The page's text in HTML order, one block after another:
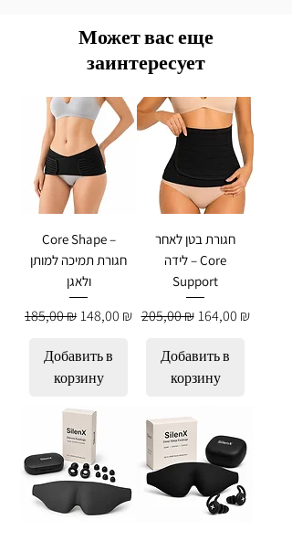
Может вас еще
заинтересует
Core Shape –
חגורת תמיכה למותן
ולאגן
Обычная цена
185,00 ₪ Цена со скидкой
148,00 ₪
Добавить в
корзину
חגורת בטן לאחר
לידה – Core
Support
Обычная цена
205,00 ₪ Цена со скидкой
164,00 ₪
Добавить в
корзину